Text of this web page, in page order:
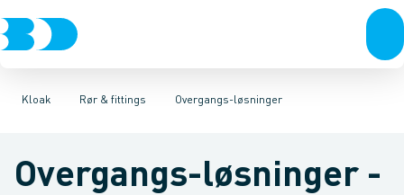
Kloak
VVSEl-teknik KloakVandforsyningKlimaKøl
Rør & fittings
Rør & fittingsBrønde BrøndgodsLinjeafvanding
Overgangs-løsninger
Glatte rør & fittingsLette rør & fittingsAnlægsrør & fittings
Overgangs-løsninger -